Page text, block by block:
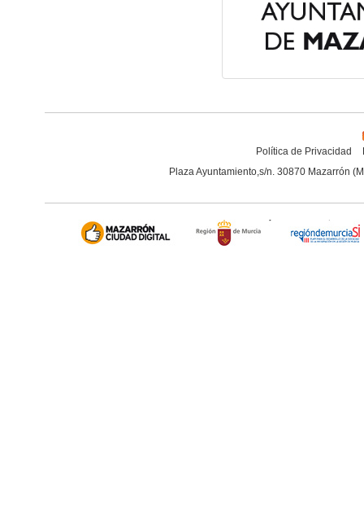
Política de Privacidad
Plaza Ayuntamiento,s/n. 30870 Mazarrón